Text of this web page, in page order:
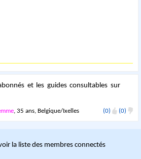
et les guides consultables sur
, 35 ans, Belgique/Ixelles (0) (0)
la liste des membres connectés